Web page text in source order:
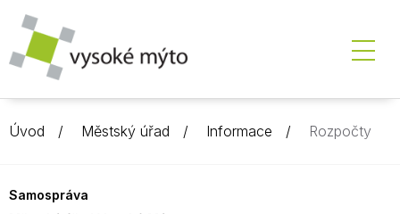
Úvod Městský úřad Informace Rozpočty
Samospráva